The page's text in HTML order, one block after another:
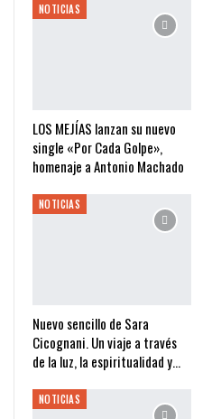
NOTICIAS
LOS MEJÍAS lanzan su nuevo
single «Por Cada Golpe»,
homenaje a Antonio Machado
NOTICIAS
Nuevo sencillo de Sara
Cicognani. Un viaje a través
de la luz, la espiritualidad y…
NOTICIAS